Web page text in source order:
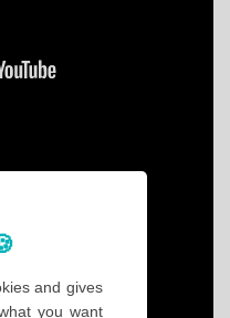
and gives
you want